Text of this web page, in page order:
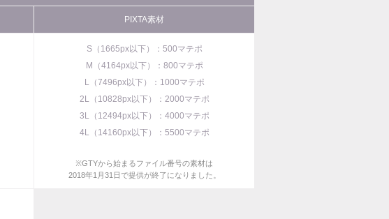
PIXTA素材
S（1665px以下）：500マテポ
M（4164px以下）：800マテポ
L（7496px以下）：1000マテポ
2L（10828px以下）：2000マテポ
3L（12494px以下）：4000マテポ
4L（14160px以下）：5500マテポ
※GTYから始まるファイル番号の素材は
2018年1月31日で提供が終了になりました。